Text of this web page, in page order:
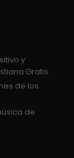
y
Gratis.
de los
de